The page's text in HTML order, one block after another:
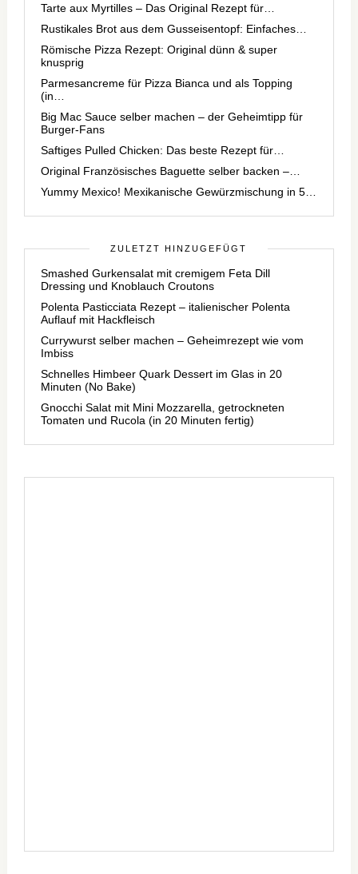
Tarte aux Myrtilles – Das Original Rezept für…
Rustikales Brot aus dem Gusseisentopf: Einfaches…
Römische Pizza Rezept: Original dünn & super
knusprig
Parmesancreme für Pizza Bianca und als Topping
(in…
Big Mac Sauce selber machen – der Geheimtipp für
Burger-Fans
Saftiges Pulled Chicken: Das beste Rezept für…
Original Französisches Baguette selber backen –…
Yummy Mexico! Mexikanische Gewürzmischung in 5…
ZULETZT HINZUGEFÜGT
Smashed Gurkensalat mit cremigem Feta Dill
Dressing und Knoblauch Croutons
Polenta Pasticciata Rezept – italienischer Polenta
Auflauf mit Hackfleisch
Currywurst selber machen – Geheimrezept wie vom
Imbiss
Schnelles Himbeer Quark Dessert im Glas in 20
Minuten (No Bake)
Gnocchi Salat mit Mini Mozzarella, getrockneten
Tomaten und Rucola (in 20 Minuten fertig)